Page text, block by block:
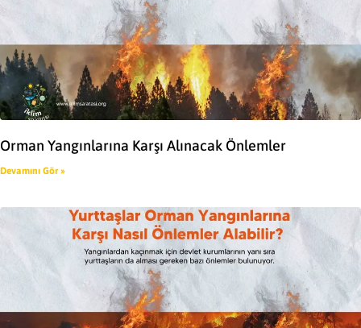
Orman Yangınlarına Karşı Alınacak Önlemler
Devamını Gör »